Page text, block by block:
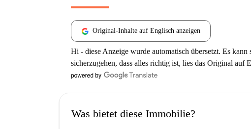
Original-Inhalte auf Englisch anzeigen
Hi - diese Anzeige wurde automatisch übersetzt. Es
sicherzugehen, dass alles richtig ist, lies das Original auf
Was bietet diese Immobilie?